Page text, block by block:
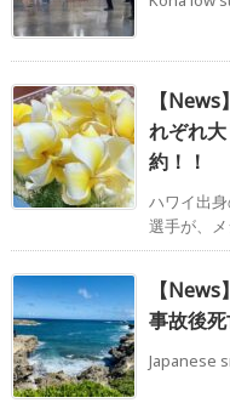
【
れぞれ
約！！
ハワイ出
選手が、
【
事故後
Japanese